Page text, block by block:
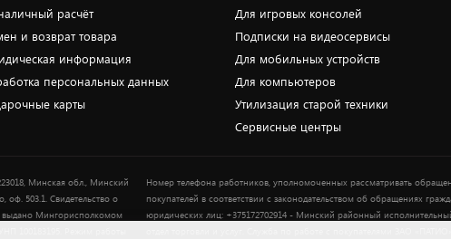
расчёт
и возврат товара
информация
персональных данных
карты
Для игровых консолей
Подписки на видеосервисы
Для мобильных устройств
Для компьютеров
Утилизация старой техники
Сервисные центры
Минская обл., Минский
оф. 503.1. Свидетельство о
выдано Мингорисполкомом
Номер телефона работников, уполномоченных рассматривать
покупателей в соответствии с законодательством об обращениях
юридических лиц: +375172702914 - Минский районный